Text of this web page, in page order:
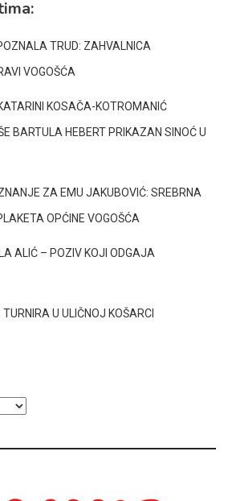
TRUD: ZAHVALNICA
VOGOŠĆA
KOSAČA-KOTROMANIĆ
BARTULA HEBERT PRIKAZAN SINOĆ U
ZA EMU JAKUBOVIĆ: SREBRNA
OPĆINE VOGOŠĆA
ALIĆ – POZIV KOJI ODGAJA
U ULIČNOJ KOŠARCI